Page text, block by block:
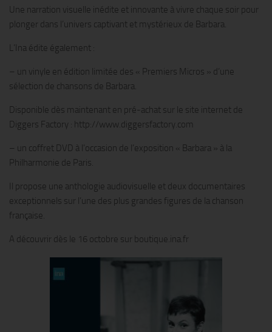
Une narration visuelle inédite et innovante à vivre chaque soir pour
plonger dans l’univers captivant et mystérieux de Barbara.
L’Ina édite également :
– un vinyle en édition limitée des « Premiers Micros » d’une
sélection de chansons de Barbara.
Disponible dès maintenant en pré-achat sur le site internet de
Diggers Factory : http://www.diggersfactory.com
– un coffret DVD à l’occasion de l’exposition « Barbara » à la
Philharmonie de Paris.
Il propose une anthologie audiovisuelle et deux documentaires
exceptionnels sur l’une des plus grandes figures de la chanson
française.
A découvrir dès le 16 octobre sur boutique.ina.fr